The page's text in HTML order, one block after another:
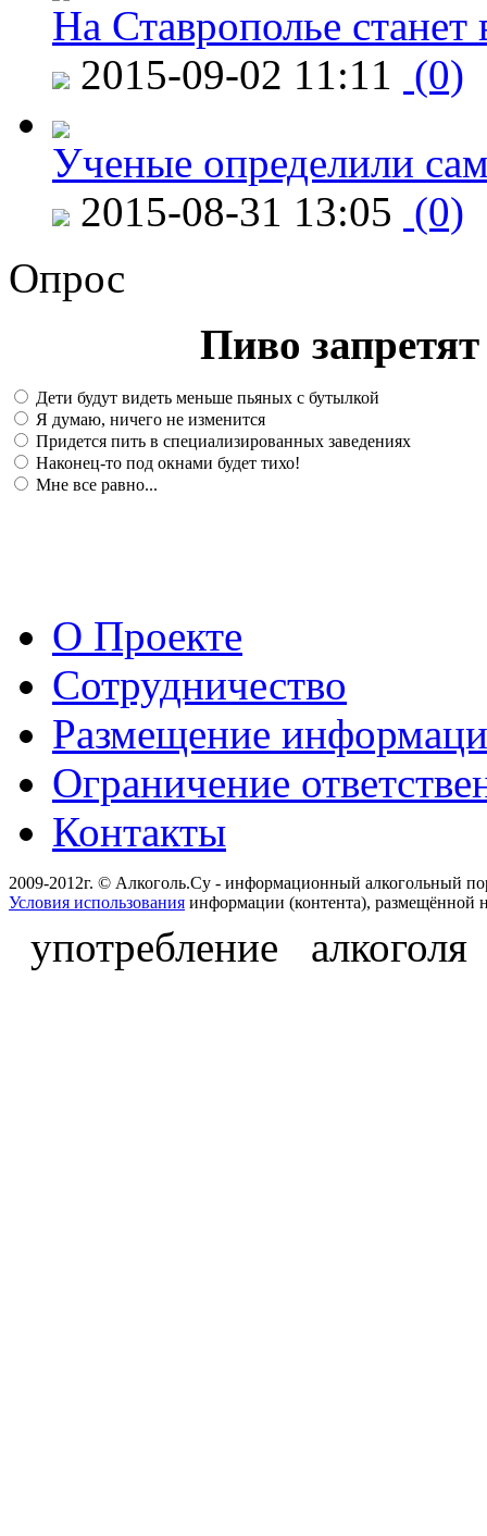
На Ставрополье
2015-09-02 11:11 (0)
Ученые определили
2015-08-31 13:05 (0)
Опрос
Пиво
Дети будут видеть меньше пьяных с бутылкой
Я думаю, ничего не изменится
Придется пить в специализированных заведениях
Наконец-то под окнами будет тихо!
Мне все равно...
О Проекте
Сотрудничество
Размещение
Ограничение
Контакты
2009-2012г. © Алкоголь.Су - информационный алкогольный
Условия использования информации (контента), размещённой
употребление